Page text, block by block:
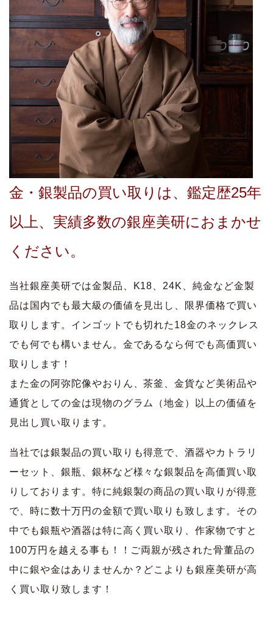
金・銀製品の買い取りは、鑑定歴25年
以上、実績多数の銀座美研におまかせ
ください。
当社銀座美研では金製品、K18、24K、純金など金製
品は国内でも最大級の価値を見出し、限界価格で買い
取りします。インゴットでも切れた18金のネックレス
でも何でも構いません。金であるなら何でも高価買い
取りします！
また金の阿弥陀像やおりん、茶釜、金貨など美術品や
通貨としての金は現物のグラム（地金）以上の価値を
見出し買い取ります。
当社では銀製品の買い取りも得意で、酒器やカトラリ
ーセット、銀瓶、銀杯など様々な銀製品を高価買い取
りしております。特に純銀製の商品の買い取りが得意
で、時に数十万円の金額で買い取りも致します。その
中でも銀瓶や酒器は特に高く買い取り、作家物ですと
100万円を越える事も！！ご両親が残された骨董品の
中に銀や金はありませんか？どこよりも銀座美研が高
く買い取り致します！